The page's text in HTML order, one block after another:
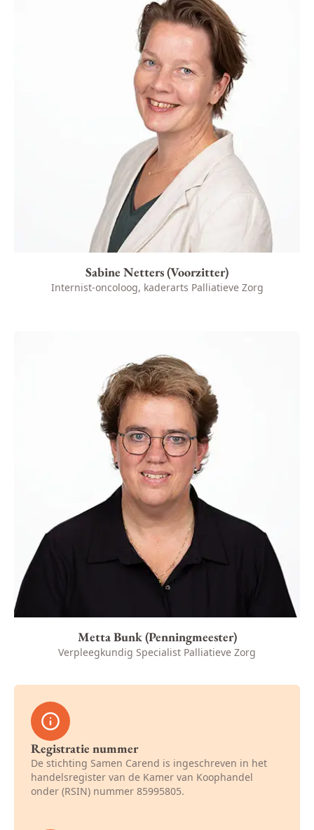
Sabine Netters (Voorzitter)
Internist-oncoloog, kaderarts Palliatieve Zorg
Metta Bunk (Penningmeester)
Verpleegkundig Specialist Palliatieve Zorg
Registratie nummer
De stichting Samen Carend is ingeschreven in het
handelsregister van de Kamer van Koophandel
onder (RSIN) nummer 85995805.